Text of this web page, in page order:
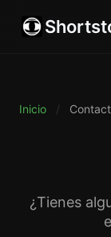
Inicio /
¿Tienes